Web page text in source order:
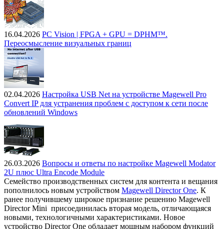
16.04.2026 PC Vision | FPGA + GPU = DPHM™.
Переосмысление визуальных границ
02.04.2026 Настройка USB Net на устройстве Magewell Pro
Convert IP для устранения проблем с доступом к сети после
обновлений Windows
26.03.2026 Вопросы и ответы по настройке Magewell Modator
2U плюс Ultra Encode Module
Семейство производственных систем для контента и вещания
пополнилось новым устройством Magewell Director One. К
ранее получившему широкое признание решению Magewell
Director Mini присоединилась вторая модель, отличающаяся
новыми, технологичными характеристиками. Новое
устройство Director One обладает мощным набором функций